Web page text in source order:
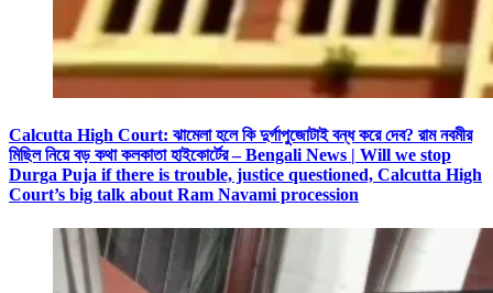
Calcutta High Court: ঝামেলা হলে কি দুর্গাপুজোটাই বন্ধ করে দেব? রাম নবমীর
মিছিল নিয়ে বড় কথা কলকাতা হাইকোর্টের – Bengali News | Will we stop
Durga Puja if there is trouble, justice questioned, Calcutta High
Court’s big talk about Ram Navami procession